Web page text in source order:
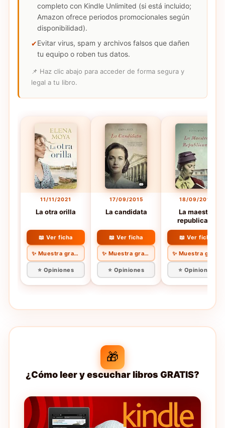
completo con Kindle Unlimited (si está incluido;
Amazon ofrece periodos promocionales según
disponibilidad).
Evitar virus, spam y archivos falsos que dañen
tu equipo o roben tus datos.
📌 Haz clic abajo para acceder de forma segura y
legal a tu libro.
11/11/2021
La otra orilla
📖 Ver ficha
✨ Muestra gratis
⭐ Opiniones
17/09/2015
La candidata
📖 Ver ficha
✨ Muestra gratis
⭐ Opiniones
18/09/2013
La maestra
republicana
📖 Ver ficha
⭐ Opiniones
🎁
¿Cómo leer y escuchar libros GRATIS?